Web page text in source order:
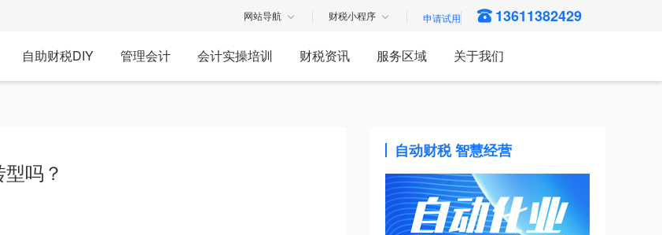
网站导航 财税小程序 13611382429
自助财税DIY 管理会计 会计实操培训 财税资讯 服务区域 关于我们
吗？
自动财税 智慧经营